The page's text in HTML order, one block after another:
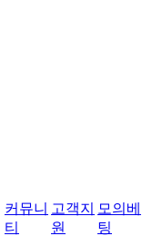
커뮤니
티
고객지
원
모의베
팅